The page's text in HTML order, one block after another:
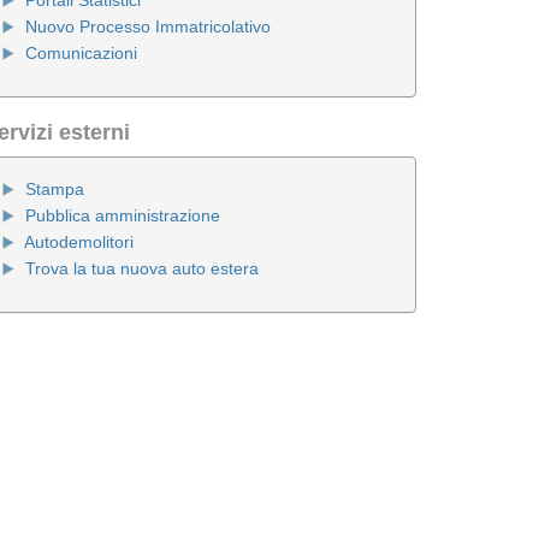
Nuovo Processo Immatricolativo
Comunicazioni
esterni
Stampa
Pubblica amministrazione
Autodemolitori
Trova la tua nuova auto estera